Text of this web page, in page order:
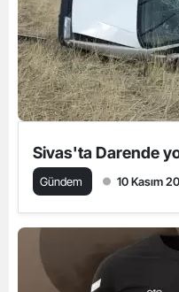
Sivas'ta Darende
Gündem 10 Kasım